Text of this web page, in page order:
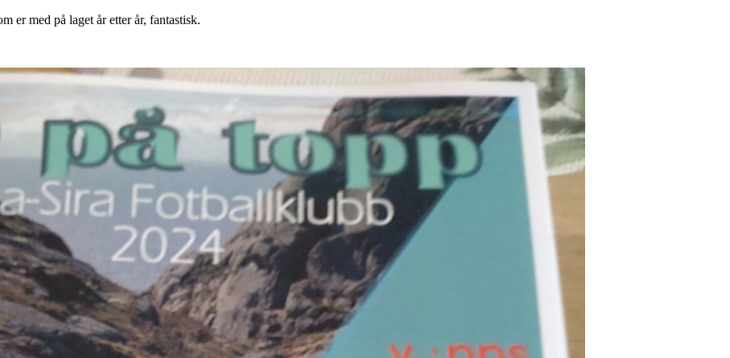
er med på laget år etter år, fantastisk.